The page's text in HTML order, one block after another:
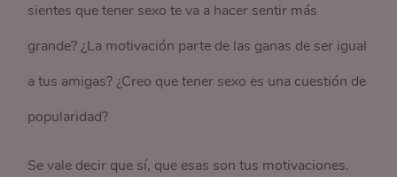
sientes que tener sexo te va a hacer sentir más
grande? ¿La motivación parte de las ganas de ser igual
a tus amigas? ¿Creo que tener sexo es una cuestión de
popularidad?
Se vale decir que sí, que esas son tus motivaciones.